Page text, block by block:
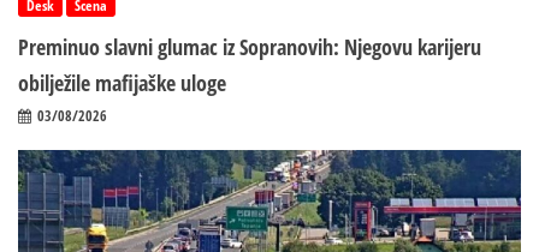
Desk Scena
Preminuo slavni glumac iz Sopranovih: Njegovu karijeru
obilježile mafijaške uloge
03/08/2026